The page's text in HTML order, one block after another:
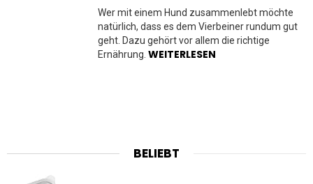
Wer mit einem Hund zusammenlebt möchte
natürlich, dass es dem Vierbeiner rundum gut
geht. Dazu gehört vor allem die richtige
Ernährung. WEITERLESEN
BELIEBT